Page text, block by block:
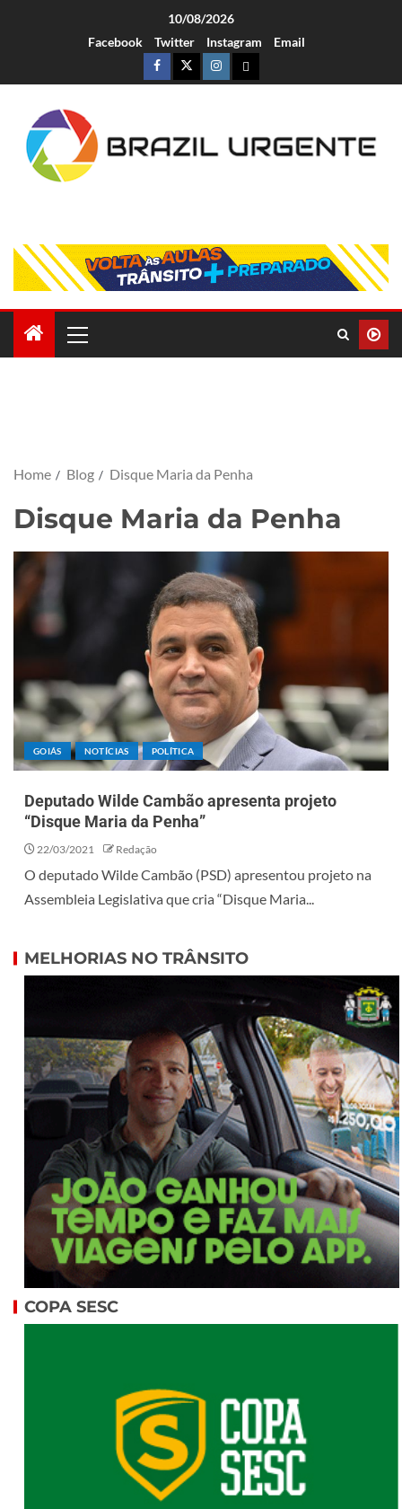
10/08/2026
Facebook
Twitter Instagram Email
Home Blog Disque Maria da Penha
Disque Maria da Penha
GOIÁS NOTÍCIAS POLÍTICA
Deputado Wilde Cambão apresenta projeto
“Disque Maria da Penha”
22/03/2021 Redação
O deputado Wilde Cambão (PSD) apresentou projeto na
Assembleia Legislativa que cria “Disque Maria...
MELHORIAS NO TRÂNSITO
COPA SESC